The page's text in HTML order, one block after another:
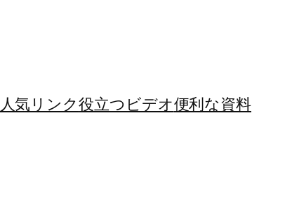
人気リンク役立つビデオ便利な資料